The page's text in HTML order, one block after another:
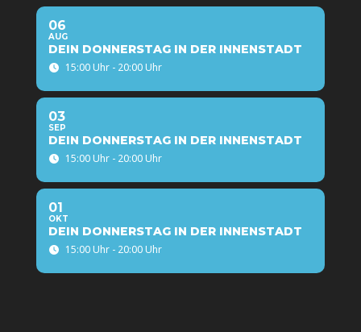
06
AUG
DEIN DONNERSTAG IN DER INNENSTADT
15:00 Uhr - 20:00 Uhr
03
SEP
DEIN DONNERSTAG IN DER INNENSTADT
15:00 Uhr - 20:00 Uhr
01
OKT
DEIN DONNERSTAG IN DER INNENSTADT
15:00 Uhr - 20:00 Uhr